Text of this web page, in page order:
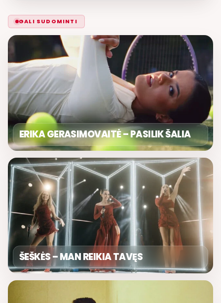
GALI SUDOMINTI
ERIKA GERASIMOVAITĖ – PASILIK ŠALIA
ŠEŠKĖS – MAN REIKIA TAVĘS